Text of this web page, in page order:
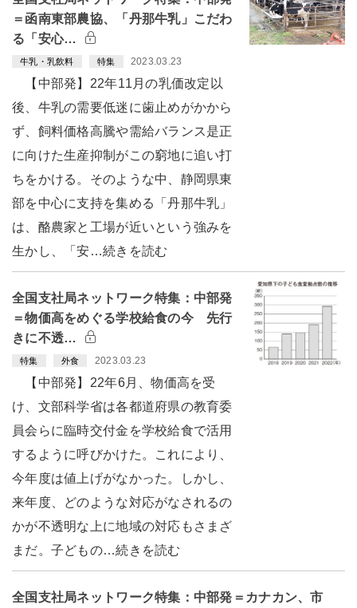
＝函南東部農協、「丹那牛乳」こだわ
る「安心…
牛乳・乳飲料 特集 2023.03.23
【中部発】22年11月の乳価改定以
後、牛乳の需要低迷に歯止めがかから
ず、飼料価格高騰や需給バランス是正
に向けた生産抑制がこの窮地に追い打
ちをかける。そのような中、静岡県東
部を中心に支持を集める「丹那牛乳」
は、酪農家と工場が近いという強みを
生かし、「安…続きを読む
全国支社局ネットワーク特集：中部発
＝物価高をめぐる学校給食の今 先行
きに不透…
特集 外食 2023.03.23
【中部発】22年6月、物価高を受
け、文部科学省は各都道府県の教育委
員会らに臨時交付金を学校給食で活用
するように呼びかけた。これにより、
今年度は値上げがなかった。しかし、
来年度、どのような対応がなされるの
かが不透明な上に地域の対応もさまざ
まだ。子どもの…続きを読む
全国支社局ネットワーク特集：中部発＝カナカン、市